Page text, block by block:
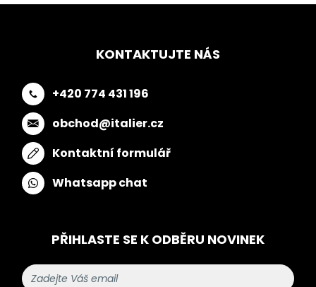
KONTAKTUJTE NÁS
+420 774 431 196
obchod@italier.cz
Kontaktní formulář
Whatsapp chat
PŘIHLASTE SE K ODBĚRU NOVINEK